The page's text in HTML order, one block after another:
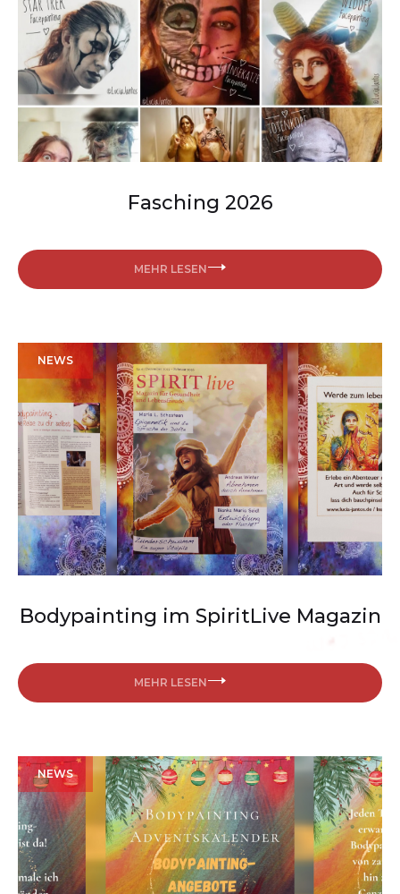
Fasching 2026
MEHR LESEN
NEWS
Bodypainting im SpiritLive Magazin
MEHR LESEN
NEWS